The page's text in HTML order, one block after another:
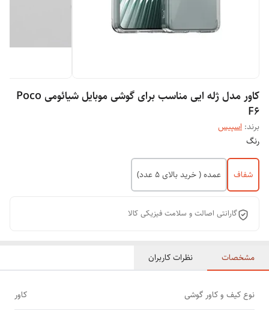
کاور مدل ژله ایی مناسب برای گوشی موبایل شیائومی Poco
F6
برند: اسپیس
رنگ
شفاف عمده ( خرید بالای 5 عدد)
گارانتی اصالت و سلامت فیزیکی کالا
مشخصات نظرات کاربران
نوع کیف و کاور گوشی کاور